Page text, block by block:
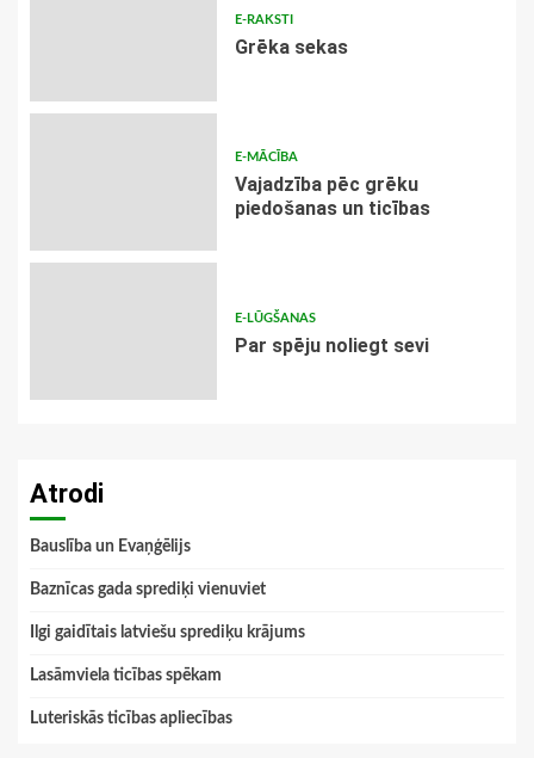
E-RAKSTI
Grēka sekas
E-MĀCĪBA
Vajadzība pēc grēku
piedošanas un ticības
E-LŪGŠANAS
Par spēju noliegt sevi
Atrodi
Bauslība un Evaņģēlijs
Baznīcas gada sprediķi vienuviet
Ilgi gaidītais latviešu sprediķu krājums
Lasāmviela ticības spēkam
Luteriskās ticības apliecības